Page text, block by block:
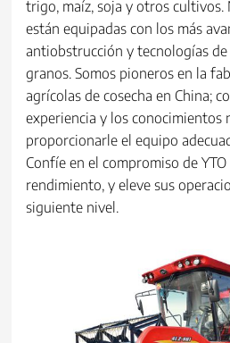
trigo, maíz, soja y otros cultivos.
están equipadas con los más
antiobstrucción y tecnologías
granos. Somos pioneros en la
agrícolas de cosecha en China;
experiencia y los conocimientos
proporcionarle el equipo
Confíe en el compromiso de
rendimiento, y eleve sus
siguiente nivel.